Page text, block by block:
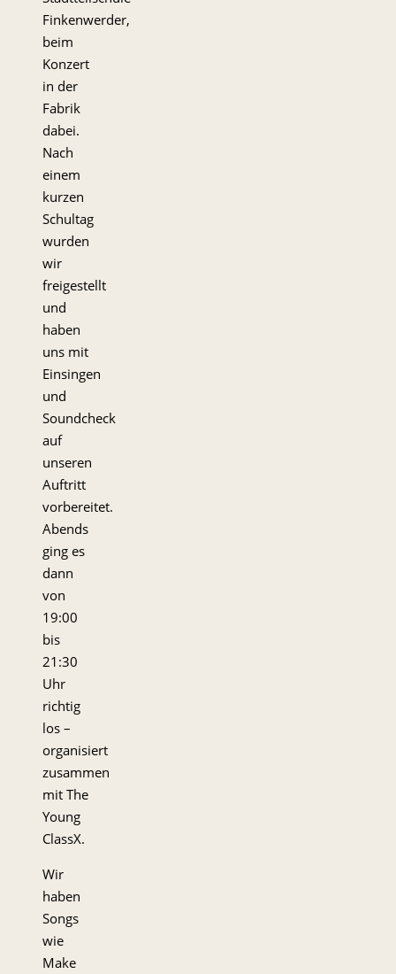
Finkenwerder,
beim
Konzert
in der
Fabrik
dabei.
Nach
einem
kurzen
Schultag
wurden
wir
freigestellt
und
haben
uns mit
Einsingen
und
Soundcheck
auf
unseren
Auftritt
vorbereitet.
Abends
ging es
dann
von
19:00
bis
21:30
Uhr
richtig
los –
organisiert
zusammen
mit The
Young
ClassX.
Wir
haben
Songs
wie
Make